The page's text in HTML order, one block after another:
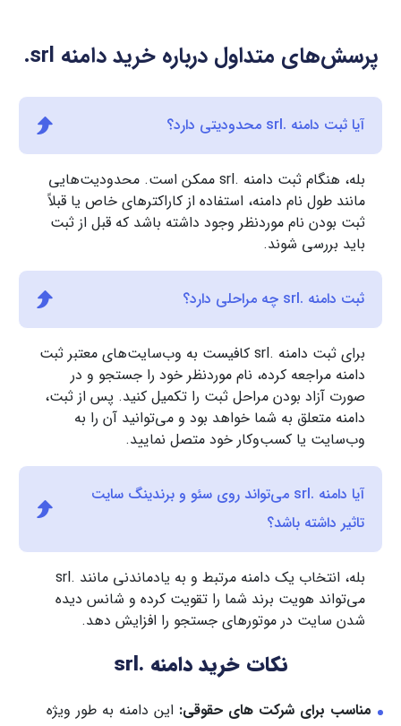
.srl پرسش‌های متداول درباره خرید دامنه
آیا ثبت دامنه .srl محدودیتی دارد؟
بله، هنگام ثبت دامنه .srl ممکن است. محدودیت‌هایی
مانند طول نام دامنه، استفاده از کاراکترهای خاص یا قبلاً
ثبت بودن نام موردنظر وجود داشته باشد که قبل از ثبت
باید بررسی شوند.
ثبت دامنه .srl چه مراحلی دارد؟
برای ثبت دامنه .srl کافیست به وب‌سایت‌های معتبر ثبت
دامنه مراجعه کرده، نام موردنظر خود را جستجو و در
صورت آزاد بودن مراحل ثبت را تکمیل کنید. پس از ثبت،
دامنه متعلق به شما خواهد بود و می‌توانید آن را به
وب‌سایت یا کسب‌وکار خود متصل نمایید.
آیا دامنه .srl می‌تواند روی سئو و برندینگ سایت
تاثیر داشته باشد؟
بله، انتخاب یک دامنه مرتبط و به یادماندنی مانند .srl
می‌تواند هویت برند شما را تقویت کرده و شانس دیده
شدن سایت در موتورهای جستجو را افزایش دهد.
نکات خرید دامنه .srl
مناسب برای شرکت های حقوقی: این دامنه به طور ویژه